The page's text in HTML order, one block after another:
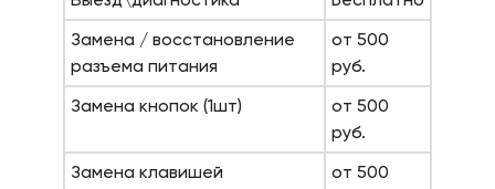
Замена / восстановление
разъема питания
от 500
руб.
Замена кнопок (1шт)
от 500
руб.
Замена клавишей
от 500